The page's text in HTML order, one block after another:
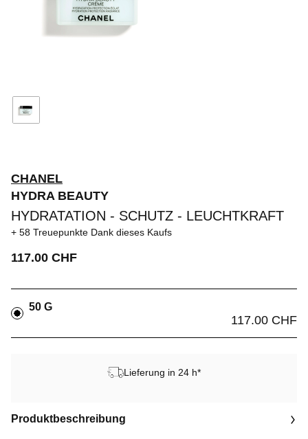
CHANEL
HYDRA BEAUTY
HYDRATATION - SCHUTZ - LEUCHTKRAFT
58 Treuepunkte Dank dieses Kaufs
117.00 CHF
50 G
117.00 CHF
Lieferung in 24 h*
Produktbeschreibung